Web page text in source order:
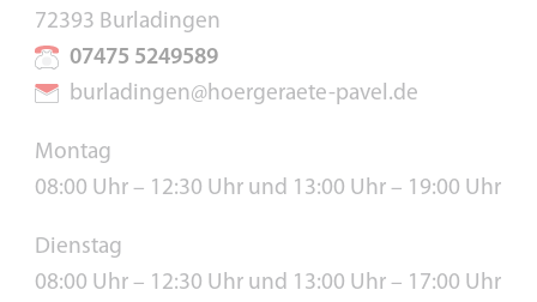
72393 Burladingen
07475 5249589
burladingen@hoergeraete-pavel.de
Montag
08:00 Uhr – 12:30 Uhr und 13:00 Uhr – 19:00 Uhr
Dienstag
08:00 Uhr – 12:30 Uhr und 13:00 Uhr – 17:00 Uhr